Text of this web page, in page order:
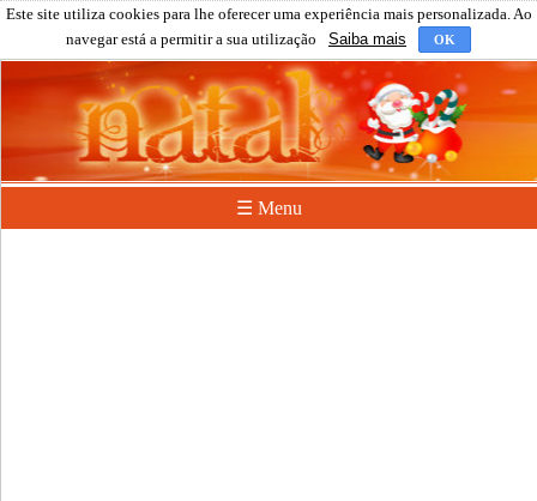
Este site utiliza cookies para lhe oferecer uma experiência mais personalizada. Ao
navegar está a permitir a sua utilização
Saiba mais OK
☰ Menu